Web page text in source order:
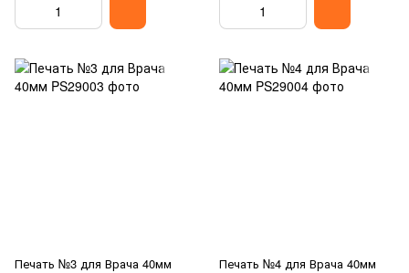
Печать №3 для Врача 40мм Печать №4 для Врача 40мм